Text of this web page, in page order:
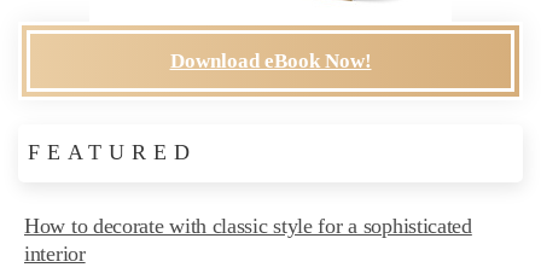
Download eBook Now!
FEATURED
How to decorate with classic style for a sophisticated
interior